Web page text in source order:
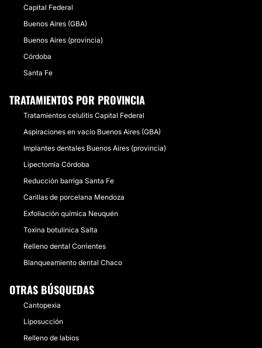
Capital Federal
Buenos Aires (GBA)
Buenos Aires (provincia)
Córdoba
Santa Fe
TRATAMIENTOS POR PROVINCIA
Tratamientos celulitis Capital Federal
Aspiraciones en vacío Buenos Aires (GBA)
Implantes dentales Buenos Aires (provincia)
Lipectomía Córdoba
Reducción barriga Santa Fe
Carillas de porcelana Mendoza
Exfoliación química Neuquén
Toxina botulinica Salta
Relleno dental Corrientes
Blanqueamiento dental Chaco
OTRAS BÚSQUEDAS
Cantopexia
Liposucción
Relleno de labios